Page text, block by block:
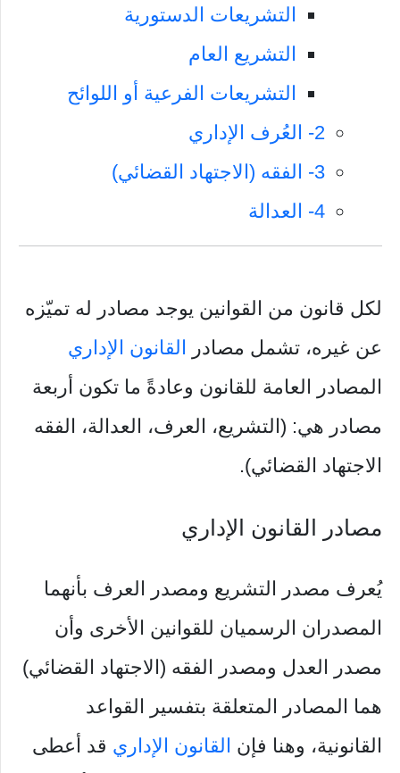
التشريعات الدستورية
التشريع العام
التشريعات الفرعية أو اللوائح
2- العُرف الإداري
3- الفقه (الاجتهاد القضائي)
4- العدالة
لكل قانون من القوانين يوجد مصادر له تميّزه
عن غيره، تشمل مصادر القانون الإداري
المصادر العامة للقانون وعادةً ما تكون أربعة
مصادر هي: (التشريع، العرف، العدالة، الفقه
الاجتهاد القضائي).
مصادر القانون الإداري
يُعرف مصدر التشريع ومصدر العرف بأنهما
المصدران الرسميان للقوانين الأخرى وأن
مصدر العدل ومصدر الفقه (الاجتهاد القضائي)
هما المصادر المتعلقة بتفسير القواعد
القانونية، وهنا فإن القانون الإداري قد أعطى